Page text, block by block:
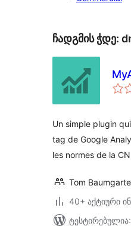
ჩადგმის ჭდე:
Un simple plugin
tag de Google
les normes de la
Tom
40+ აქტიური